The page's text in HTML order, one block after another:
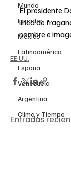
Mundo
Ecuador
México
Latinoamérica
Espana
Venezuela
Argentina
Clima y Tiempo
El presidente
línea de
nombre e
EE.UU.
Entradas